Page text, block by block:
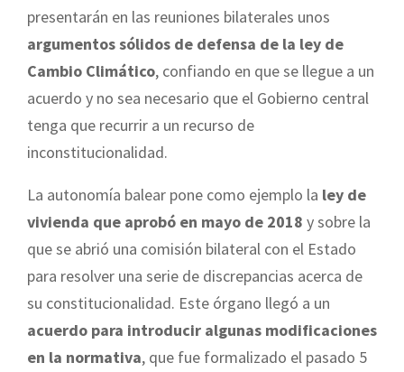
presentarán en las reuniones bilaterales unos
argumentos sólidos de defensa de la ley de
Cambio Climático, confiando en que se llegue a un
acuerdo y no sea necesario que el Gobierno central
tenga que recurrir a un recurso de
inconstitucionalidad.
La autonomía balear pone como ejemplo la ley de
vivienda que aprobó en mayo de 2018 y sobre la
que se abrió una comisión bilateral con el Estado
para resolver una serie de discrepancias acerca de
su constitucionalidad. Este órgano llegó a un
acuerdo para introducir algunas modificaciones
en la normativa, que fue formalizado el pasado 5